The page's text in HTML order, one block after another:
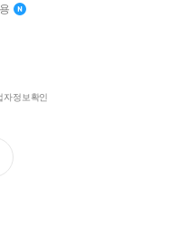
자정보확인